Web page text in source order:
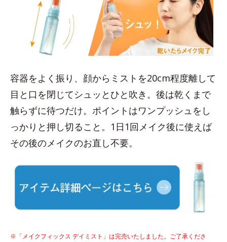
容器をよく振り、顔からミストを20cm程度離して
目と口を閉じてシュッとひと吹き。後は乾くまで
触らずに待つだけ。ポイントはワンプッシュをし
っかりと押し切ること。1日1回メイク後に使えば
その後のメイクのお直し不要。
※「メイクフィックス デイミスト」は完売いたしました。ご了承くださ